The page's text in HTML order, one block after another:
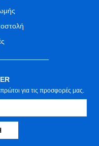
για τις προσφορές μας.